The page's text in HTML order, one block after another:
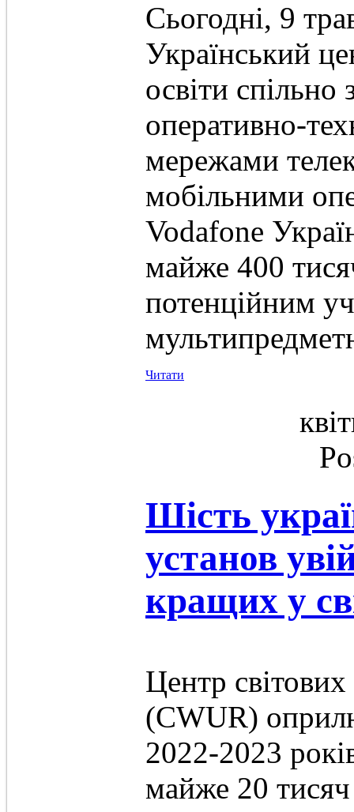
Сьогодні, 9
Український
освіти
оперативно-
мережами
мобільними
Vodafone
майже 400
потенційним
Читати
Шість
установ
кращих у
Центр світових
(CWUR)
2022-2023
майже 20 тисяч